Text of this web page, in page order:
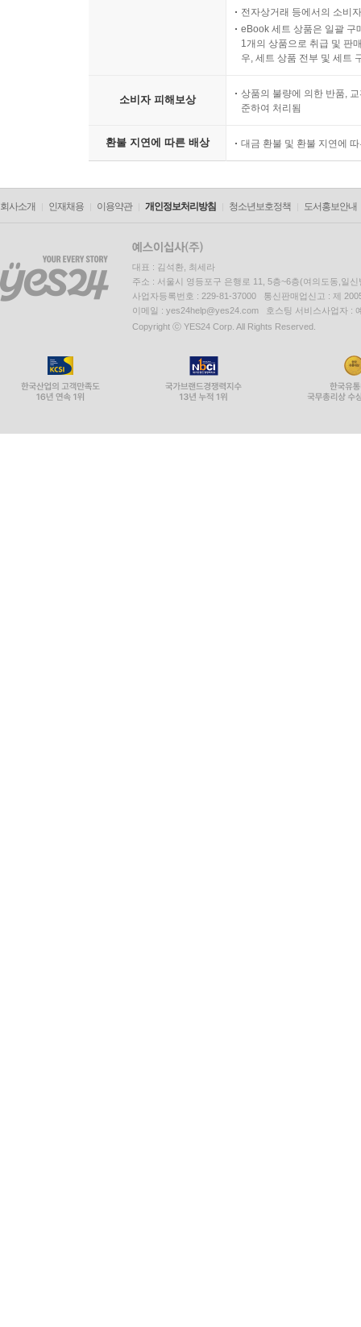
전자상거래 등에서의 소비
eBook 세트 상품은 일괄 구
1개의 상품으로 취급 및 판
우, 세트 상품 전부 및 세트
소비자 피해보상
상품의 불량에 의한 반품,
준하여 처리됨
환불 지연에 따른 배상 대금 환불 및 환불 지연에
회사소개 인재채용 이용약관 개인정보처리방침 청소년보호정책 도서홍보안내
대표 : 김석환, 최세라
주소 : 서울시 영등포구 은행로 11, 5층~6층(여의도동,일신
사업자등록번호 : 229-81-37000 통신판매업신고 : 제
이메일 : yes24help@yes24.com 호스팅 서비스사업자 :
Copyright ⓒ YES24 Corp. All Rights Reserved.